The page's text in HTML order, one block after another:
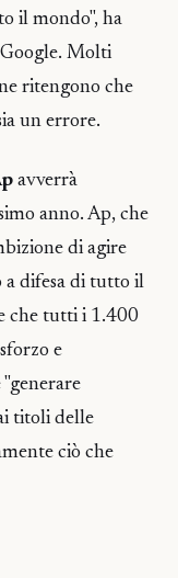
il mondo", ha
Molti
ritengono che
un errore.
avverrà
anno. Ap, che
di agire
a difesa di tutto il
che tutti i 1.400
e
titoli delle
ciò che